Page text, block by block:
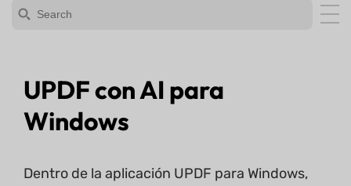
UPDF con AI para
Windows
Dentro de la aplicación UPDF para Windows,